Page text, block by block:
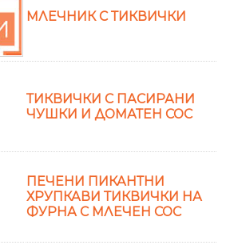
МЛЕЧНИК С ТИКВИЧКИ
ТИКВИЧКИ С ПАСИРАНИ
ЧУШКИ И ДОМАТЕН СОС
ПЕЧЕНИ ПИКАНТНИ
ХРУПКАВИ ТИКВИЧКИ НА
ФУРНА С МЛЕЧЕН СОС